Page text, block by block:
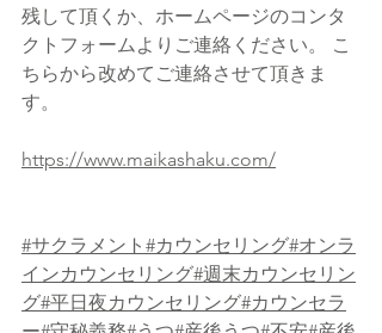
残して頂くか、ホームページのコンタ
クトフォームよりご連絡ください。 こ
ちらから改めてご連絡させて頂きま
す。
https://www.maikashaku.com/
#サクラメント #カウンセリング#オンラ
インカウンセリング#週末カウンセリン
グ#平日夜カウンセリング#カウンセラ